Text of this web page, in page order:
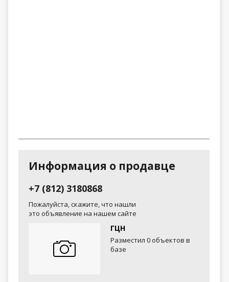
Информация о продавце
+7 (812) 3180868
Пожалуйста, скажите, что нашли
это объявление на нашем сайте
ГЦН
Разместил 0 объектов в
базе